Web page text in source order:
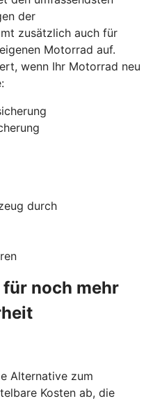
der
zusätzlich auch für
Motorrad auf.
wenn Ihr Motorrad neu
durch
noch mehr
Alternative zum
Kosten ab, die